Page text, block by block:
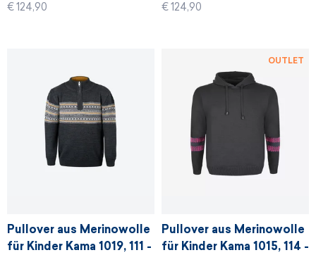
- denim blau
€ 124,90
- rosa
€ 124,90
Pullover aus Merinowolle
für Kinder Kama 1019, 111 -
Pullover aus Merinowolle
für Kinder Kama 1015, 114 -
OUTLET